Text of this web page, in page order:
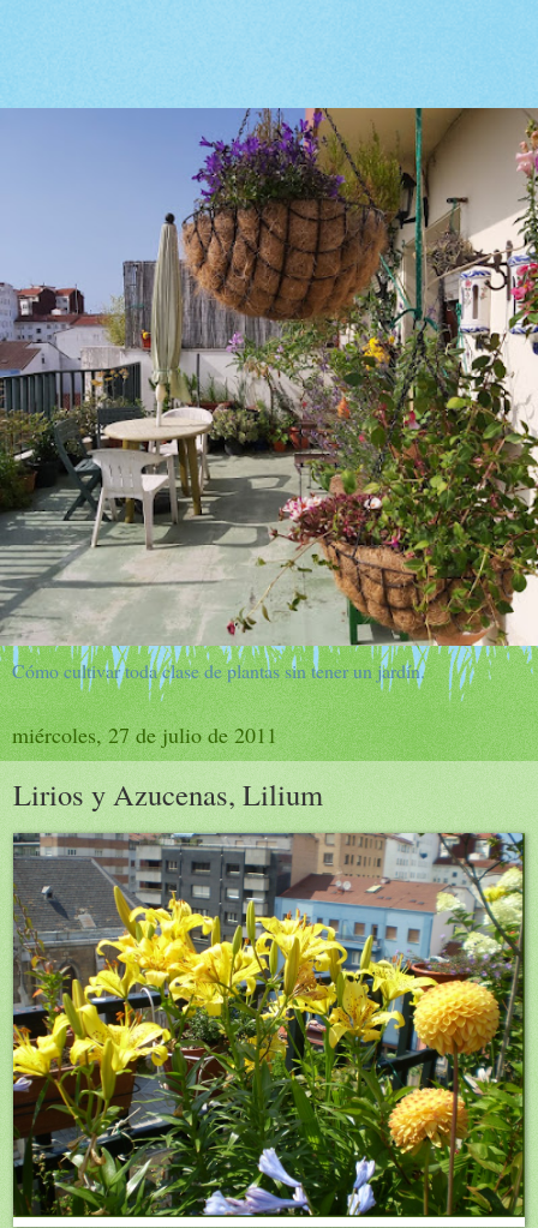
Cómo cultivar toda clase de plantas sin tener un jardín.
miércoles, 27 de julio de 2011
Lirios y Azucenas, Lilium